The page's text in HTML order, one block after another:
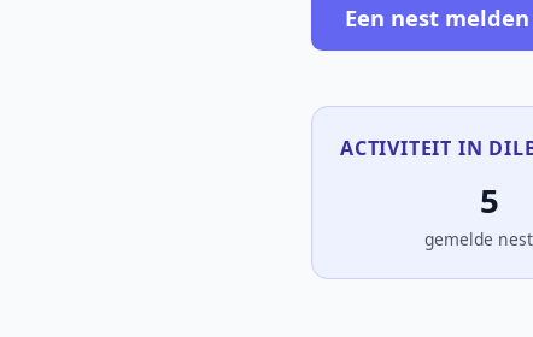
Een nest
ACTIVITEIT IN
5
gemelde